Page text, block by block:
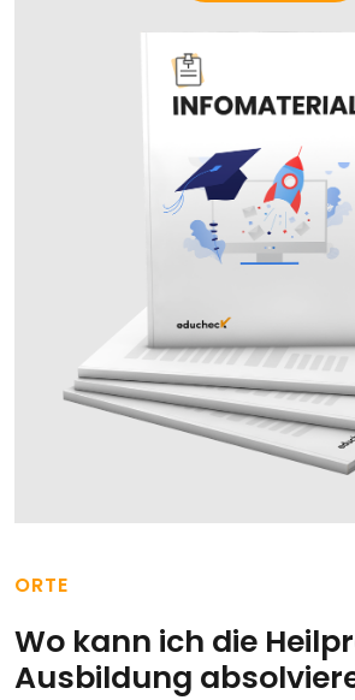
ORTE
Wo kann ich die
Ausbildung